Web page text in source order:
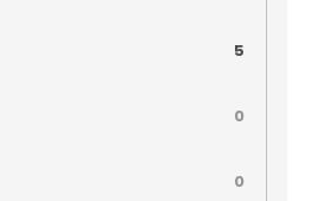
5
0
0